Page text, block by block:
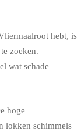
hebt, is
zoeken.
wat schade
hoge
lokken schimmels